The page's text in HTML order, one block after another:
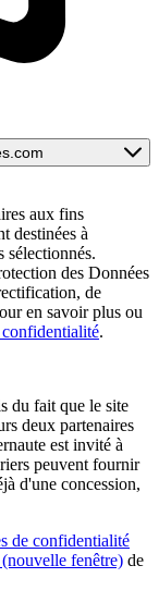
aux fins
destinées à
sélectionnés.
des Données
de
en savoir plus ou
.
du fait que le site
deux partenaires
est invité à
peuvent fournir
d'une concession,
de confidentialité
(nouvelle fenêtre) de